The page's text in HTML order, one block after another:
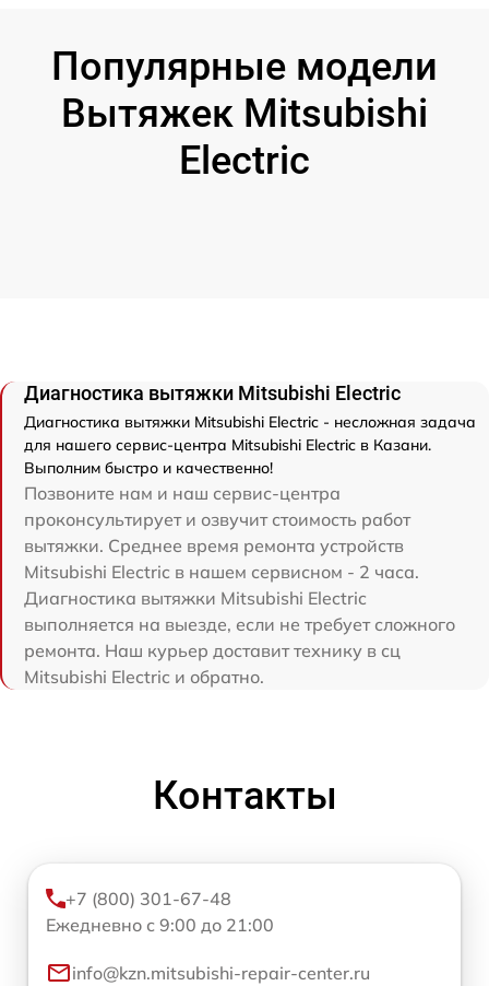
Популярные модели
Вытяжек Mitsubishi
Electric
Диагностика вытяжки Mitsubishi Electric
Диагностика вытяжки Mitsubishi Electric - несложная задача
для нашего сервис-центра Mitsubishi Electric в Казани.
Выполним быстро и качественно!
Позвоните нам и наш сервис-центра
проконсультирует и озвучит стоимость работ
вытяжки. Среднее время ремонта устройств
Mitsubishi Electric в нашем сервисном - 2 часа.
Диагностика вытяжки Mitsubishi Electric
выполняется на выезде, если не требует сложного
ремонта. Наш курьер доставит технику в сц
Mitsubishi Electric и обратно.
Контакты
+7 (800) 301-67-48
Ежедневно с 9:00 до 21:00
info@kzn.mitsubishi-repair-center.ru